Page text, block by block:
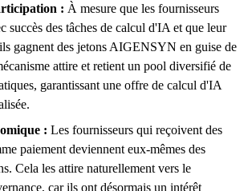
: À mesure que les fournisseurs
succès des tâches de calcul d'IA et que leur
gagnent des jetons AIGENSYN en guise de
attire et retient un pool diversifié de
garantissant une offre de calcul d'IA
: Les fournisseurs qui reçoivent des
paiement deviennent eux-mêmes des
Cela les attire naturellement vers le
car ils ont désormais un intérêt